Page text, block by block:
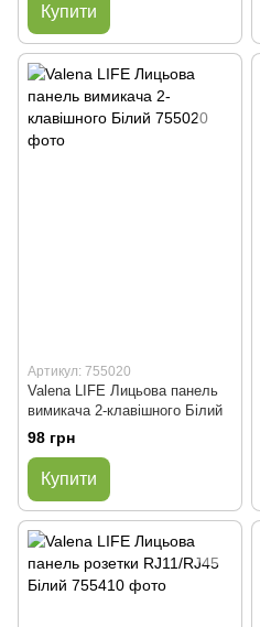
Купити
Артикул: 755020
Valena LIFE Лицьова панель
вимикача 2-клавішного Білий
98 грн
Купити